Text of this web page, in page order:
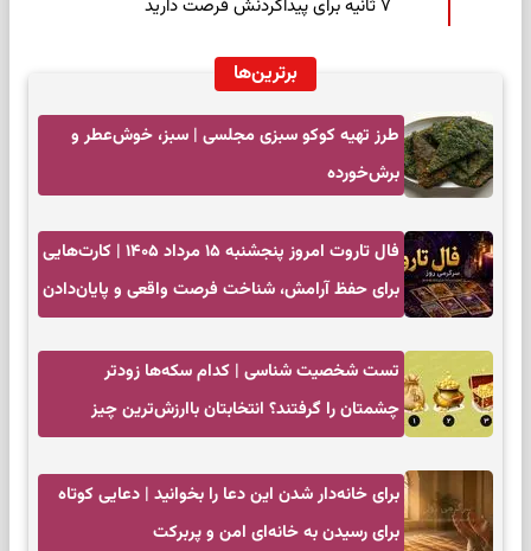
۷ ثانیه برای پیداکردنش فرصت دارید
برترین‌ها
طرز تهیه کوکو سبزی مجلسی | سبز، خوش‌عطر و
برش‌خورده
فال تاروت امروز پنجشنبه ۱۵ مرداد ۱۴۰۵ | کارت‌هایی
برای حفظ آرامش، شناخت فرصت واقعی و پایان‌دادن
تست شخصیت شناسی | کدام سکه‌ها زودتر
چشمتان را گرفتند؟ انتخابتان باارزش‌ترین چیز
برای خانه‌دار شدن این دعا را بخوانید | دعایی کوتاه
برای رسیدن به خانه‌ای امن و پربرکت